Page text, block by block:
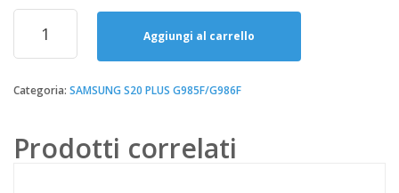
Riparazione
Sostituzione
Batteria
Service
G985F-
Aggiungi al carrello
Categoria: SAMSUNG S20 PLUS G985F/G986F
Prodotti correlati